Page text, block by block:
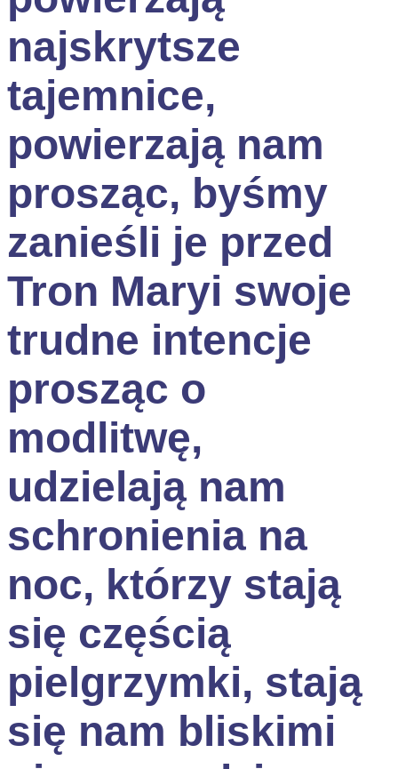
najskrytsze
tajemnice,
powierzają nam
prosząc, byśmy
zanieśli je przed
Tron Maryi swoje
trudne intencje
prosząc o
modlitwę,
udzielają nam
schronienia na
noc, którzy stają
się częścią
pielgrzymki, stają
się nam bliskimi